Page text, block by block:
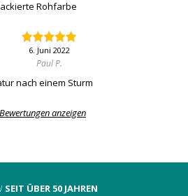
Rohfarbe
6. Juni 2022
Paul P.
nach einem Sturm
anzeigen
SEIT ÜBER 50 JAHREN